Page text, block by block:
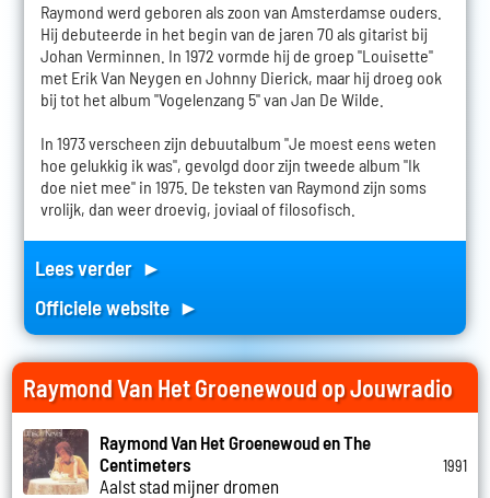
Raymond werd geboren als zoon van Amsterdamse ouders.
Hij debuteerde in het begin van de jaren 70 als gitarist bij
Johan Verminnen. In 1972 vormde hij de groep "Louisette"
met Erik Van Neygen en Johnny Dierick, maar hij droeg ook
bij tot het album "Vogelenzang 5" van Jan De Wilde.
In 1973 verscheen zijn debuutalbum "Je moest eens weten
hoe gelukkig ik was", gevolgd door zijn tweede album "Ik
doe niet mee" in 1975. De teksten van Raymond zijn soms
vrolijk, dan weer droevig, joviaal of filosofisch.
Lees verder ►
Officiele website ►
Raymond Van Het Groenewoud op Jouwradio
Raymond Van Het Groenewoud en The
Centimeters
Aalst stad mijner dromen
1991